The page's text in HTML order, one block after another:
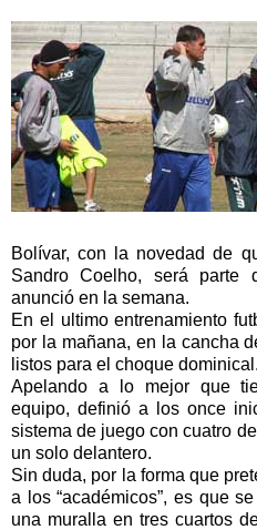
Bolívar, con la novedad de
Sandro Coelho, será parte
anunció en la semana.
En el ultimo entrenamiento
por la mañana, en la cancha
listos para el choque dominical.
Apelando a lo mejor que
equipo, definió a los once
sistema de juego con cuatro
un solo delantero.
Sin duda, por la forma que
a los “académicos”, es que
una muralla en tres cuartos